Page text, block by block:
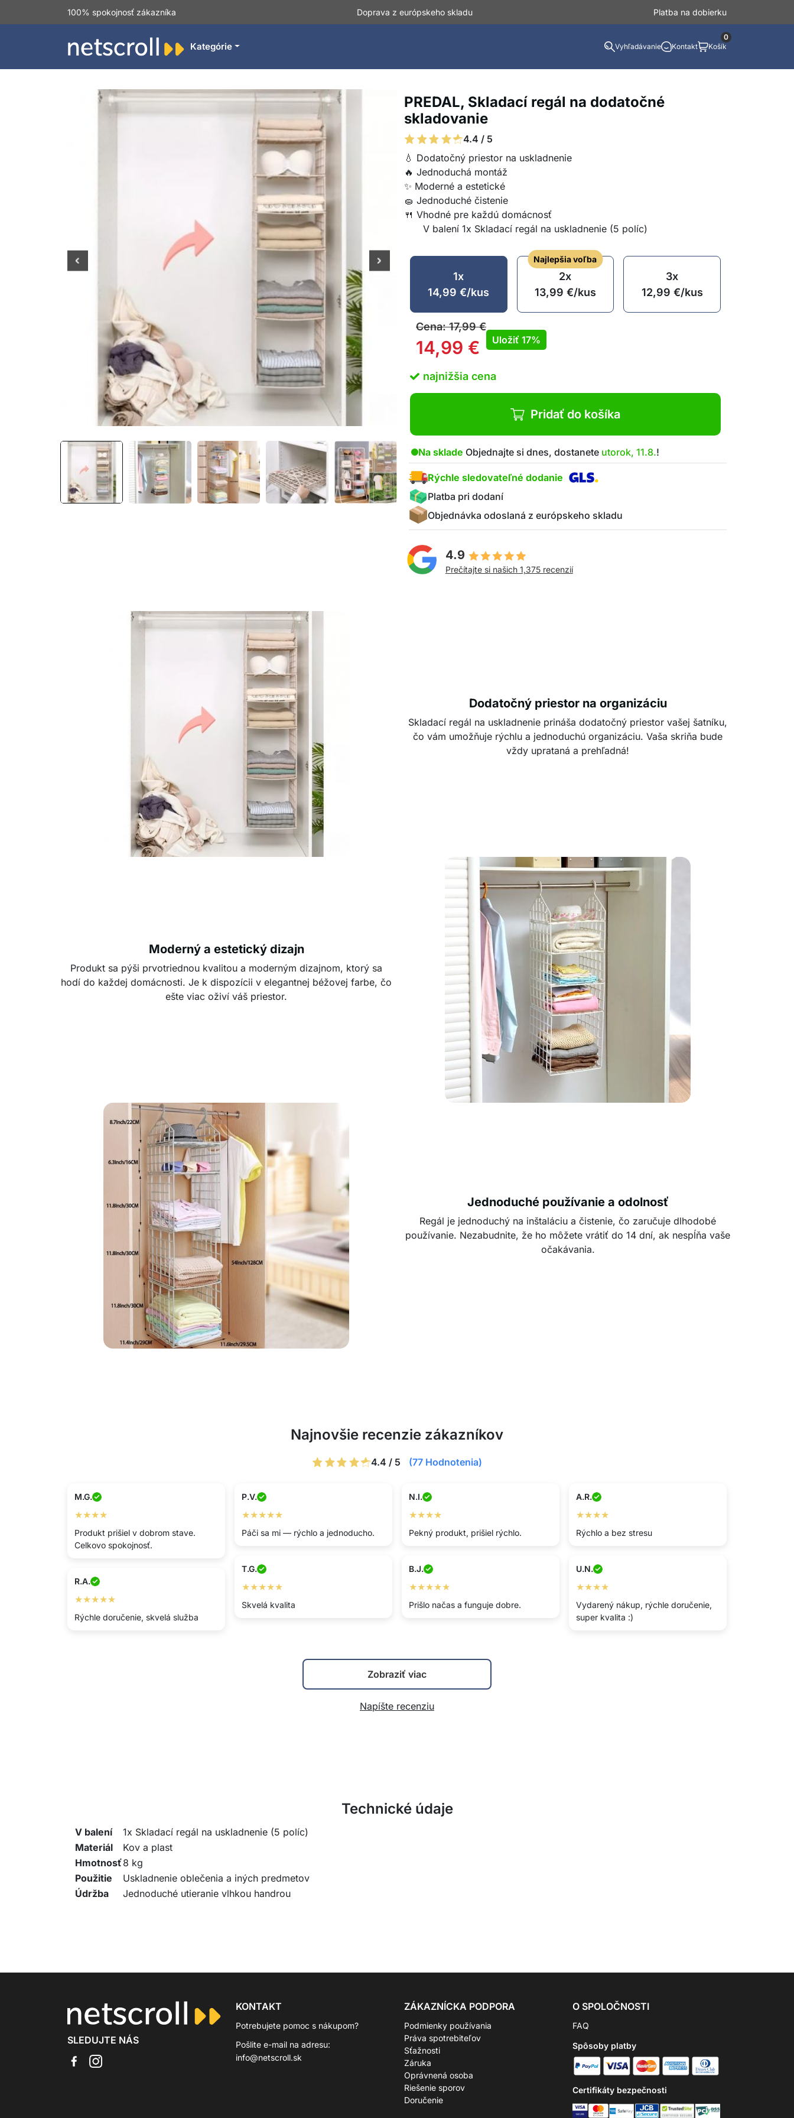
100% spokojnosť zákazníka Doprava z európskeho skladu Platba na dobierku
Kategórie Vyhľadávanie Kontakt Košík
0
PREDAL, Skladací regál na dodatočné
skladovanie
4.4 / 5
💧 Dodatočný priestor na uskladnenie
🔥 Jednoduchá montáž
✨ Moderné a estetické
🧽 Jednoduché čistenie
🍴 Vhodné pre každú domácnosť
V balení 1x Skladací regál na uskladnenie (5 políc)
1x
14,99€/kus
Najlepšia voľba
2x
13,99 €/kus
3x
12,99 €/kus
Cena:17,99€
14,99 € Uložiť 17%
najnižšia cena
Pridať do košíka
Na sklade Objednajte si dnes, dostanete utorok, 11.8.!
Rýchle sledovateľné dodanie
Platba pri dodaní
Objednávka odoslaná z európskeho skladu
4.9
Prečítajte si našich 1,375 recenzií
Dodatočný priestor na organizáciu
Skladací regál na uskladnenie prináša dodatočný priestor vašej šatníku,
čo vám umožňuje rýchlu a jednoduchú organizáciu. Vaša skriňa bude
vždy uprataná a prehľadná!
Moderný a estetický dizajn
Produkt sa pýši prvotriednou kvalitou a moderným dizajnom, ktorý sa
hodí do každej domácnosti. Je k dispozícii v elegantnej béžovej farbe, čo
ešte viac oživí váš priestor.
Jednoduché používanie a odolnosť
Regál je jednoduchý na inštaláciu a čistenie, čo zaručuje dlhodobé
používanie. Nezabudnite, že ho môžete vrátiť do 14 dní, ak nespĺňa vaše
očakávania.
Najnovšie recenzie zákazníkov
4.4 / 5 (77 Hodnotenia)
M.G.
★★★★
Produkt prišiel v dobrom stave.
Celkovo spokojnosť.
P.V.
★★★★★
Páči sa mi — rýchlo a jednoducho.
N.I.
★★★★
Pekný produkt, prišiel rýchlo.
A.R.
★★★★
Rýchlo a bez stresu
T.G.
★★★★★
Skvelá kvalita
B.J.
★★★★★
Prišlo načas a funguje dobre.
U.N.
★★★★
Vydarený nákup, rýchle doručenie,
super kvalita :)
R.A.
★★★★★
Rýchle doručenie, skvelá služba
Zobraziť viac
Napíšte recenziu
Technické údaje
V balení
1x Skladací regál na uskladnenie (5 políc)
Materiál
Kov a plast
Hmotnosť8 kg
Použitie
Uskladnenie oblečenia a iných predmetov
Údržba
Jednoduché utieranie vlhkou handrou
SLEDUJTE NÁS
KONTAKT
Potrebujete pomoc s nákupom?
Pošlite e-mail na adresu:
info@netscroll.sk
ZÁKAZNÍCKA PODPORA
Podmienky používania
Práva spotrebiteľov
Sťažnosti
Záruka
Oprávnená osoba
Riešenie sporov
Doručenie
O SPOLOČNOSTI
FAQ
Spôsoby platby
Certifikáty bezpečnosti